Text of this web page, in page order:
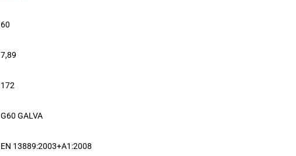
60
7,89
172
G60 GALVA
EN 13889:2003+A1:2008